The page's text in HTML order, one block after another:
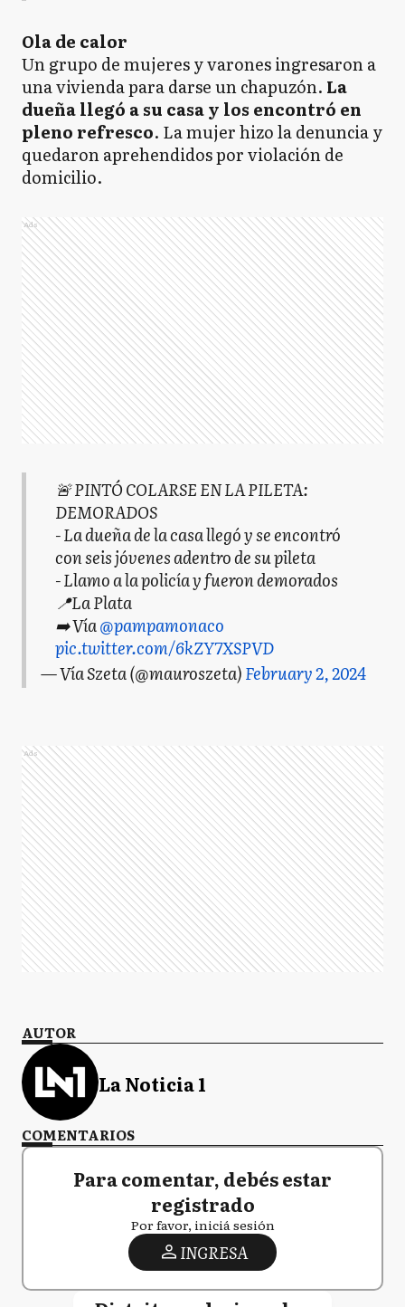
Ola de calor
Un grupo de mujeres y varones ingresaron a
una vivienda para darse un chapuzón. La
dueña llegó a su casa y los encontró en
pleno refresco. La mujer hizo la denuncia y
quedaron aprehendidos por violación de
domicilio.
Ads
🚨 PINTÓ COLARSE EN LA PILETA:
DEMORADOS
- La dueña de la casa llegó y se encontró
con seis jóvenes adentro de su pileta
- Llamo a la policía y fueron demorados
📍La Plata
➡️ Vía@pampamonaco
pic.twitter.com/6kZY7XSPVD
— Vía Szeta (@mauroszeta)February 2, 2024
Ads
AUTOR
La Noticia 1
COMENTARIOS
Para comentar, debés estar
registrado
Por favor, iniciá sesión
INGRESA